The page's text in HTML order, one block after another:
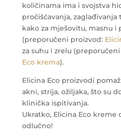
količinama ima i svojstva
pročišćavanja,
kako za mješovitu, masnu
(preporučeni proizvod:
za suhu i zrelu
Eco krema).
Elicina Eco proizvodi
akni, strija, ožiljaka, što su
klinička ispitivanja.
Ukratko, Elicina Eco kreme
odlučno!